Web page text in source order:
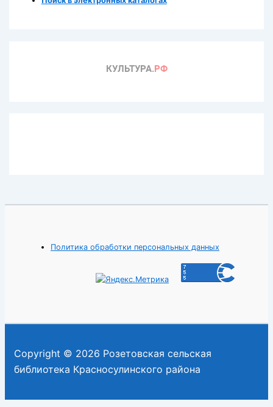
Политика обработки персональных данных
Copyright © 2026 Розетовская сельская
библиотека Красносулинского района